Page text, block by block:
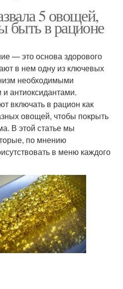
5 овощей,
быть в рационе
— это основа здорового
в нем одну из ключевых
необходимыми
антиоксидантами.
включать в рацион как
овощей, чтобы покрыть
В этой статье мы
по мнению
в меню каждого